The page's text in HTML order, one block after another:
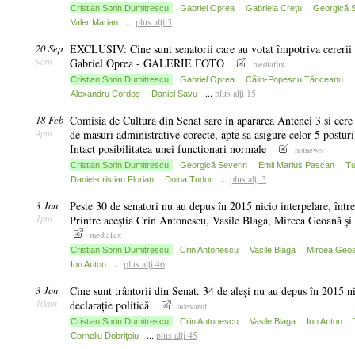
Cristian Sorin Dumitrescu Gabriel Oprea Gabriela Creţu
Georgică
Valer Marian
... plus alți 5
20 Sep
9am
EXCLUSIV: Cine sunt senatorii care au votat împotriva
Gabriel Oprea - GALERIE FOTO
mediafax
Cristian Sorin Dumitrescu Gabriel Oprea Călin-Popescu Tăriceanu
Alexandru Cordoș
Daniel Savu ... plus alți 15
18 Feb
4pm
Comisia de Cultura din Senat sare in apararea Antenei 3 si
de masuri administrative corecte, apte sa asigure celor 5
Intact posibilitatea unei functionari normale
hotnews
Cristian Sorin Dumitrescu Georgică Severin Emil Marius Pascan
Daniel-cristian Florian
Doina Tudor ... plus alți 5
3 Jan
1pm
Peste 30 de senatori nu au depus în 2015 nicio interpelare,
Printre aceștia Crin Antonescu, Vasile Blaga, Mircea Geoană
mediafax
Cristian Sorin Dumitrescu Crin Antonescu Vasile Blaga
Mircea
Ion Ariton
... plus alți 46
3 Jan
10am
Cine sunt trântorii din Senat. 34 de aleși nu au depus în 2015
declarație politică
adevarul
Cristian Sorin Dumitrescu Crin Antonescu Vasile Blaga Ion Ariton
Corneliu Dobriţoiu
... plus alți 45